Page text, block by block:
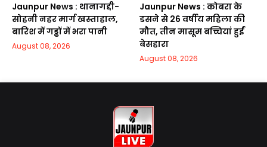
Jaunpur News : थानागद्दी-
सोहनी नहर मार्ग खस्ताहाल,
बारिश में गड्ढों में भरा पानी
August 08, 2026
Jaunpur News : कोबरा के
डसने से 26 वर्षीय महिला की
मौत, तीन मासूम बच्चियां हुईं
बेसहारा
August 08, 2026